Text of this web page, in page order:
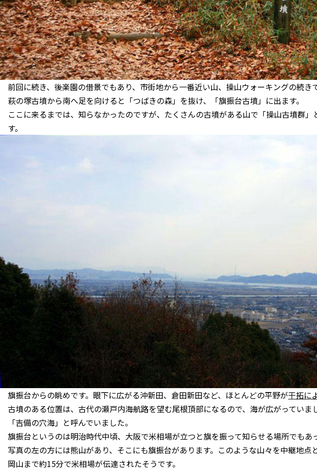
前回に続き、後楽園の借景でもあり、市街地から一番近い山、操山ウォーキングの続きで
萩の塚古墳から南へ足を向けると「つばきの森」を抜け、「旗振台古墳」に出ます。
ここに来るまでは、知らなかったのですが、たくさんの古墳がある山で「操山古墳群」
す。
旗振台からの眺めです。眼下に広がる沖新田、倉田新田など、ほとんどの平野が干拓に
古墳のある位置は、古代の瀬戸内海航路を望む尾根頂部になるので、海が広がっていま
「吉備の穴海」と呼んでいました。
旗振台というのは明治時代中頃、大阪で米相場が立つと旗を振って知らせる場所でもあ
写真の左の方には熊山があり、そこにも旗振台があります。このような山々を中継地点
岡山まで約15分で米相場が伝達されたそうです。